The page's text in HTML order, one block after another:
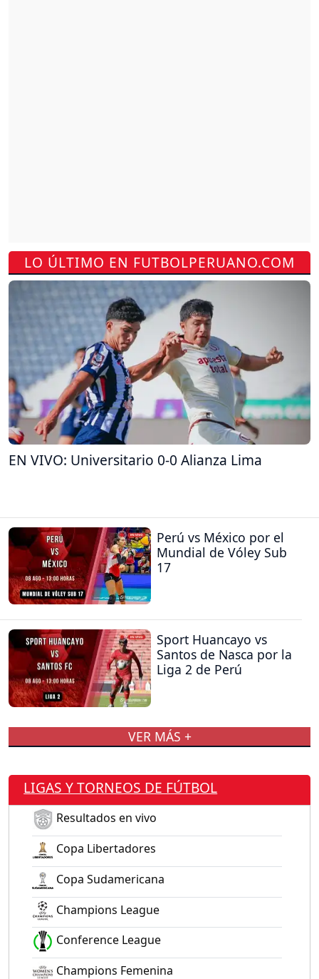
LO ÚLTIMO EN FUTBOLPERUANO.COM
EN VIVO: Universitario 0-0 Alianza Lima
Perú vs México por el
Mundial de Vóley Sub
17
Sport Huancayo vs
Santos de Nasca por la
Liga 2 de Perú
VER MÁS +
LIGAS Y TORNEOS DE FÚTBOL
Resultados en vivo
Copa Libertadores
Copa Sudamericana
Champions League
Conference League
Champions Femenina